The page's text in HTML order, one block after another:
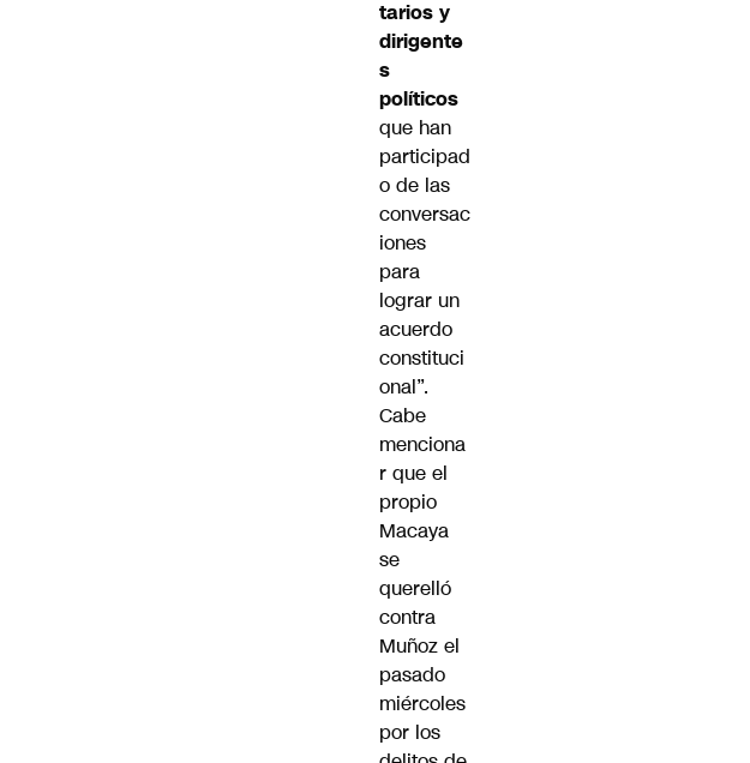
tarios y
dirigente
s
políticos
que han
participad
o de las
conversac
iones
para
lograr un
acuerdo
constituci
onal”.
Cabe
menciona
r que el
propio
Macaya
se
querelló
contra
Muñoz el
pasado
miércoles
por los